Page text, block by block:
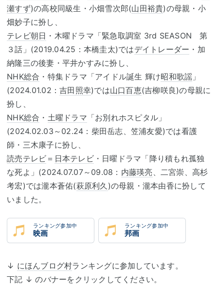
瀬すず)の高校同級生・小畑雪次郎(山田裕貴)の母親・小
畑妙子に扮し、
テレビ朝日 ・木曜ドラマ「緊急取調室 3rd SEASON 第
３話」(2019.04.25：本橋圭太)ではデイトレーダー ・加
納隆三の後妻・平井かすみに扮し、
NHK総合 ・特集ドラマ「アイドル誕生 輝け昭和歌謡 」
(2024.01.02： 吉田照幸)では山口百恵(吉柳咲良)の母親に
扮し、
NHK総合 ・ 土曜ドラマ 「お別れホスピタル」
(2024.02.03～02.24：柴田岳志、笠浦友愛)では看護
師・三木康子に扮し、
読売テレビ ＝ 日本テレビ・日曜ドラマ「降り積もれ孤独
な死よ」(2024.07.07～09.08： 内藤瑛亮 、二宮崇、高杉
考宏)では瀧本蒼佑(萩原利久 )の母親・瀧本由香に扮して
いました。
ランキング参加中
映画
ランキング参加中
邦画
↓ にほんブログ村ランキングに参加しています。
下記 ↓ のバナーをクリックしてください。